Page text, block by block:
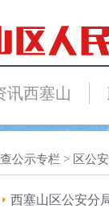
讯西塞山
公示专栏 > 区公
西塞山区公安分